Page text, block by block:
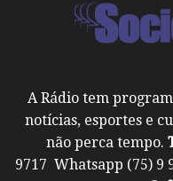
A Rádio tem
notícias, esportes e
não perca tempo.
9717